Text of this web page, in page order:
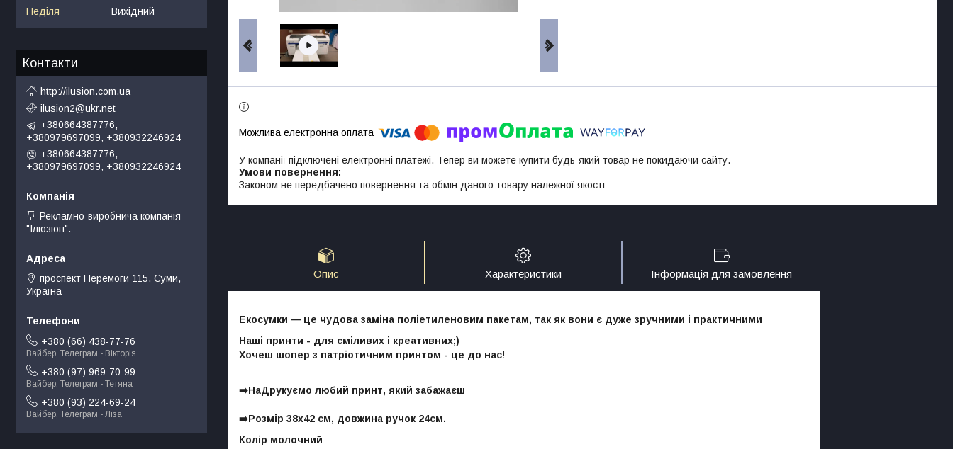
У компанії підключені електронні платежі. Тепер ви можете купити будь-який товар не покидаючи сайту.
Законом не передбачено повернення та обмін даного товару належної якості
Опис Характеристики Інформація для замовлення
Екосумки — це чудова заміна поліетиленовим пакетам, так як вони є дуже зручними і практичними
Наші принти - для сміливих і креативних;)
Хочеш шопер з патріотичним принтом - це до нас!
➡️НаДрукуємо любий принт, який забажаєш
➡️Розмір 38х42 см, довжина ручок 24см.
Колір молочний
Неділя
Вихідний
Контакти
http://ilusion.com.ua
ilusion2@ukr.net
+380664387776,
+380979697099, +380932246924
+380664387776,
+380979697099, +380932246924
Рекламно-виробнича компанія
"Ілюзіон".
проспект Перемоги 115, Суми,
Україна
+380 (66) 438-77-76
Вайбер, Телеграм - Вікторія
+380 (97) 969-70-99
Вайбер, Телеграм - Тетяна
+380 (93) 224-69-24
Вайбер, Телеграм - Ліза